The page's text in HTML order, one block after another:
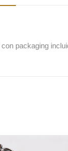
con packaging